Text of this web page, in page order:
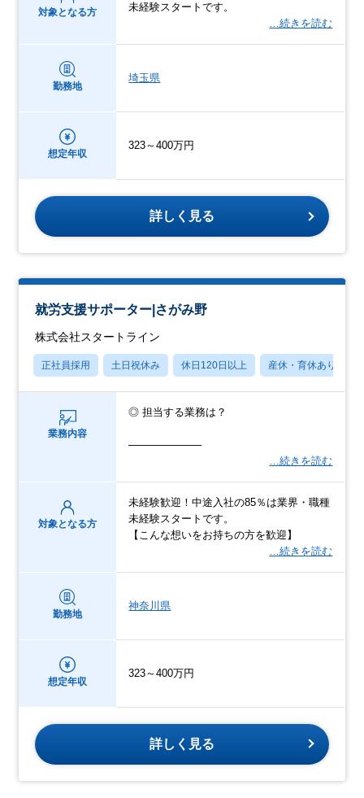
対象となる方
未経験スタートです。
…続きを読む
勤務地
埼玉県
想定年収
323～400万円
詳しく見る
就労支援サポーター|さがみ野
株式会社スタートライン
正社員採用 土日祝休み 休日120日以上 産休・育休あり
業務内容
◎ 担当する業務は？
──────────
…続きを読む
対象となる方
未経験歓迎！中途入社の85％は業界・職種
未経験スタートです。
【こんな想いをお持ちの方を歓迎】
…続きを読む
勤務地
神奈川県
想定年収
323～400万円
詳しく見る